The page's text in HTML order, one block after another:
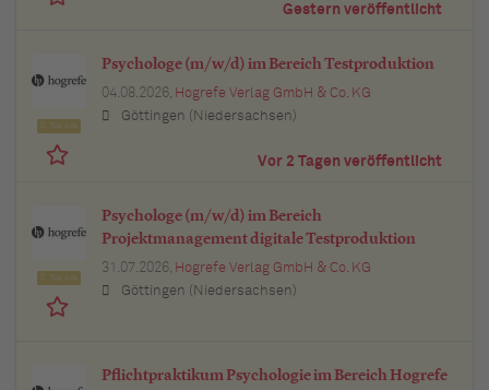
Gestern veröffentlicht
Psychologe (m/w/d) im Bereich Testproduktion
04.08.2026, Hogrefe Verlag GmbH & Co. KG
Göttingen (Niedersachsen)
Vor 2 Tagen veröffentlicht
Psychologe (m/w/d) im Bereich
Projektmanagement digitale Testproduktion
31.07.2026, Hogrefe Verlag GmbH & Co. KG
Göttingen (Niedersachsen)
Pflichtpraktikum Psychologie im Bereich Hogrefe